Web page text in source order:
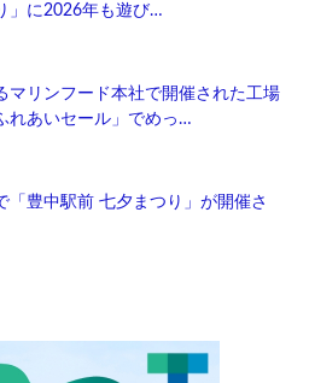
」に2026年も遊び…
マリンフード本社で開催された工場
れあいセール」でめっ…
「豊中駅前 七夕まつり」が開催さ